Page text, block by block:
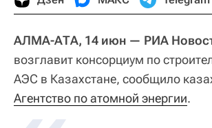
АЛМА-АТА, 14 июн — РИА
возглавит консорциум по
АЭС в Казахстане, сообщило
Агентство по атомной энергии.